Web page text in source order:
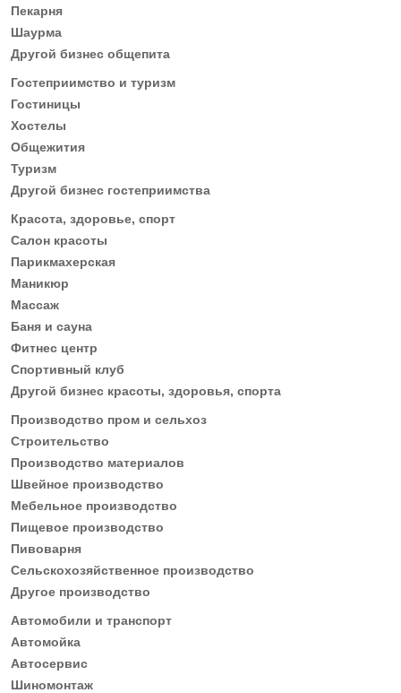
Пекарня
Шаурма
Другой бизнес общепита
Гостеприимство и туризм
Гостиницы
Хостелы
Общежития
Туризм
Другой бизнес гостеприимства
Красота, здоровье, спорт
Салон красоты
Парикмахерская
Маникюр
Массаж
Баня и сауна
Фитнес центр
Спортивный клуб
Другой бизнес красоты, здоровья, спорта
Производство пром и сельхоз
Строительство
Производство материалов
Швейное производство
Мебельное производство
Пищевое производство
Пивоварня
Сельскохозяйственное производство
Другое производство
Автомобили и транспорт
Автомойка
Автосервис
Шиномонтаж